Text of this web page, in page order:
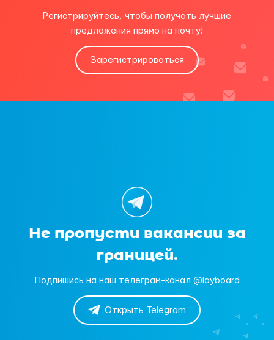
Регистрируйтесь, чтобы получать лучшие
предложения прямо на почту!
Зарегистрироваться
Не пропусти вакансии за
границей.
Подпишись на наш телеграм-канал @layboard
Открыть Telegram